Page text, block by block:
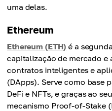
Mudança
Preço Médio, Fev 2025
+257.1%
$0.83
Preço Médio, Fev 2025
$0.30
Mudança
-63.9%
Preço Médio, Fev 2024
Preço Médio, Fev 2025
$3.7
uma delas.
Ethereum
Ethereum (ETH) é a
capitalização de mercado
contratos inteligentes e
(DApps). Serve como base
DeFi e NFTs, e graças ao
mecanismo Proof-of-Stake